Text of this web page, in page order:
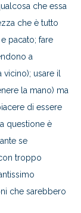
che essa
che è tutto
pacato; fare
a
usare il
la mano) ma
di essere
questione è
se
troppo
che sarebbero